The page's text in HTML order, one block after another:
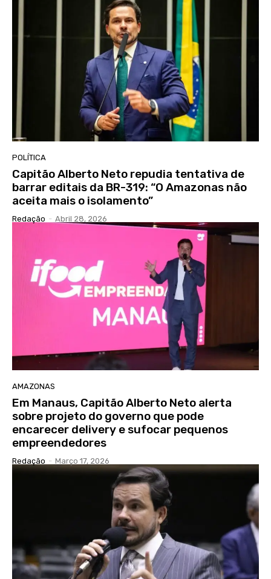
POLÍTICA
Capitão Alberto Neto repudia tentativa de
barrar editais da BR-319: “O Amazonas não
aceita mais o isolamento”
Redação - Abril 28, 2026
AMAZONAS
Em Manaus, Capitão Alberto Neto alerta
sobre projeto do governo que pode
encarecer delivery e sufocar pequenos
empreendedores
Redação - Março 17, 2026